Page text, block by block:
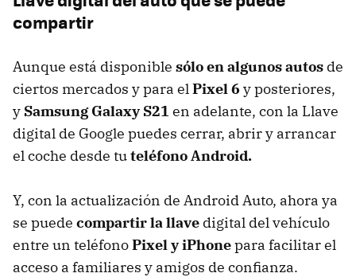
compartir
Aunque está disponible sólo en algunos autos de
ciertos mercados y para elPixel 6 y posteriores,
y Samsung Galaxy S21 en adelante, con la Llave
digital de Google puedes cerrar, abrir y arrancar
el coche desde tuteléfono Android.
Y, con la actualización de Android Auto, ahora ya
se puede compartir la llave digital del vehículo
entre un teléfonoPixel y iPhonepara facilitar el
acceso a familiares y amigos de confianza.